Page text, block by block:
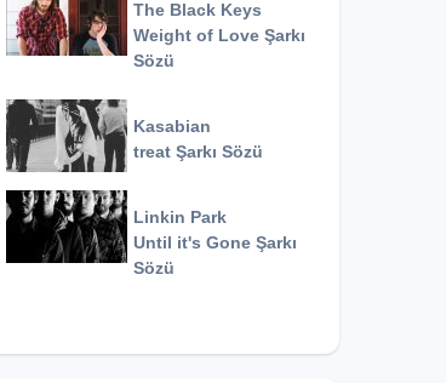
The Black Keys
Weight of Love Şarkı
Sözü
Kasabian
treat Şarkı Sözü
Linkin Park
Until it's Gone Şarkı
Sözü